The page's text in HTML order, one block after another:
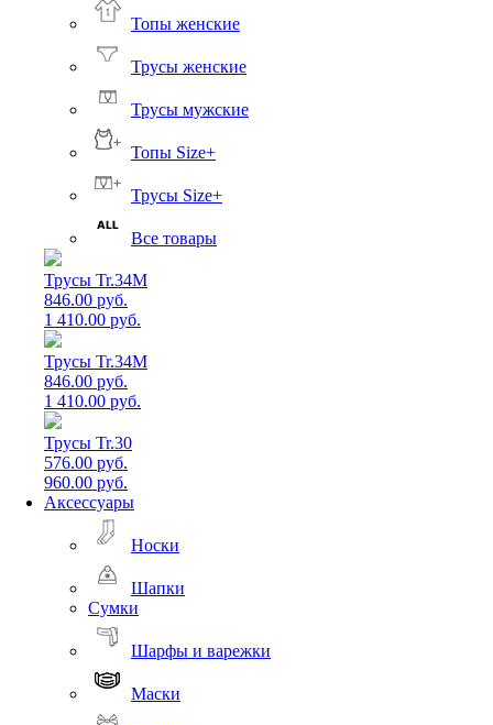
Топы женские
Трусы женские
Трусы мужские
Топы Size+
Трусы Size+
Все товары
Трусы Tr.34M
846.00 руб.
1 410.00 руб.
Трусы Tr.34M
846.00 руб.
1 410.00 руб.
Трусы Tr.30
576.00 руб.
960.00 руб.
Аксессуары
Носки
Шапки
Сумки
Шарфы и варежки
Маски